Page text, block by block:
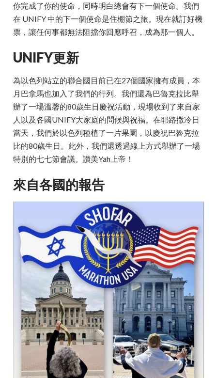
你完成了你的使命，同時明白總會有下一個使命。我們
在 UNIFY 中的下一個使命是住棚節之旅。現在就訂好機
票，讓任何事都無法阻擋你回應呼召，成為那一個人。
UNIFY更新
為以色列站立的聯合國目前已在27個國家擁有成員，本
月巴拿馬也加入了我們的行列。我們還為巴魯克拉比舉
辦了一場溫馨的80歲生日慶祝活動，現場收到了來自家
人以及各國UNIFY大家庭的問候與祝福。在耶路撒冷日
當天，我們於以色列種植了一片果園，以慶祝巴魯克拉
比的80歲生日。此外，我們還透過線上方式舉辦了一場
特別的七七節會議。讚美Yah上帝！
來自各國的報告